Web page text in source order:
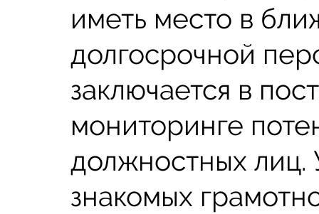
иметь место в
долгосрочной
заключается в
мониторинге
должностных лиц.
знакомых